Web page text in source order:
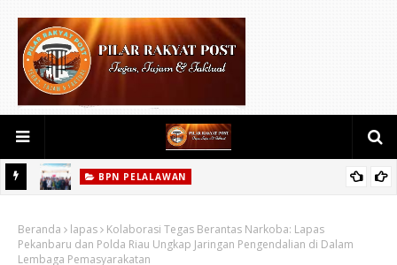
BPN PELALAWAN
Pendaftaran Tanah Ulayat di Desa Langgam, Kabupaten
Pelalawan
Beranda lapas
Kolaborasi Tegas Berantas Narkoba: Lapas
Pekanbaru dan Polda Riau Ungkap Jaringan Pengendalian di Dalam
Lembaga Pemasyarakatan